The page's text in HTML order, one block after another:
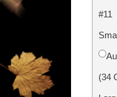
Foto Restaurare
#11
(34